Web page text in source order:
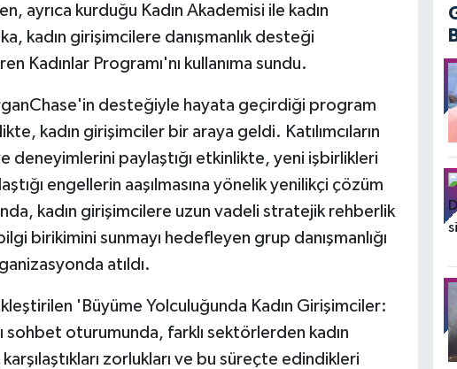
ayrıca kurduğu Kadın Akademisi ile kadın
kadın girişimcilere danışmanlık desteği
Kadınlar Programı'nı kullanıma sundu.
desteğiyle hayata geçirdiği program
kadın girişimciler bir araya geldi. Katılımcıların
deneyimlerini paylaştığı etkinlikte, yeni işbirlikleri
engellerin aaşılmasına yönelik yenilikçi çözüm
kadın girişimcilere uzun vadeli stratejik rehberlik
birikimini sunmayı hedefleyen grup danışmanlığı
atıldı.
'Büyüme Yolculuğunda Kadın Girişimciler:
sohbet oturumunda, farklı sektörlerden kadın
zorlukları ve bu süreçte edindikleri